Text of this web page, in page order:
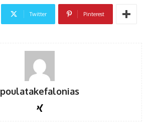
Twitter Pinterest
poulatakefalonias